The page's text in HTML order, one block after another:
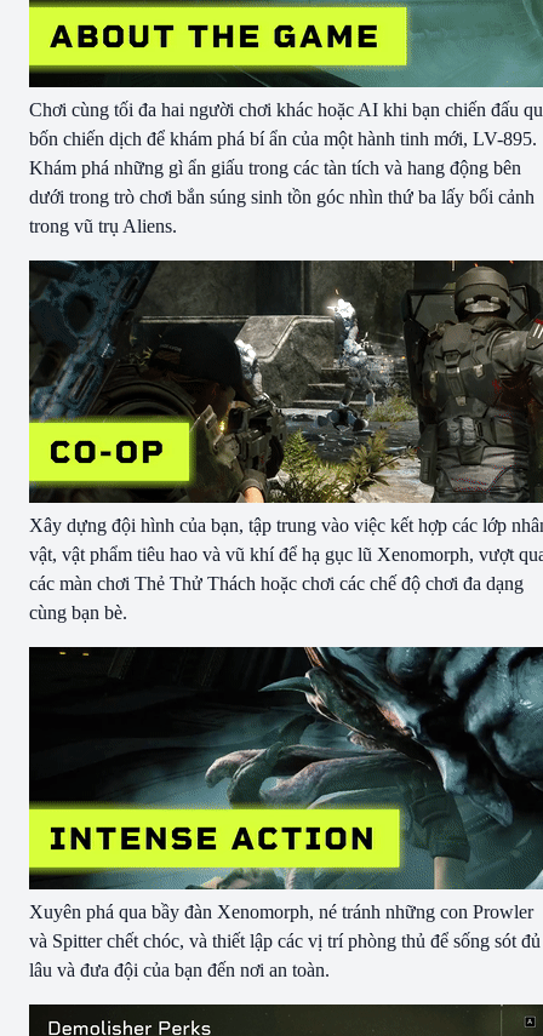
Chơi cùng tối đa hai người chơi khác hoặc AI khi bạn chiến đấu
bốn chiến dịch để khám phá bí ẩn của một hành tinh mới, LV-895.
Khám phá những gì ẩn giấu trong các tàn tích và hang động bên
dưới trong trò chơi bắn súng sinh tồn góc nhìn thứ ba lấy bối cảnh
trong vũ trụ Aliens.
Xây dựng đội hình của bạn, tập trung vào việc kết hợp các lớp
vật, vật phẩm tiêu hao và vũ khí để hạ gục lũ Xenomorph, vượt
các màn chơi Thẻ Thử Thách hoặc chơi các chế độ chơi đa dạng
cùng bạn bè.
Xuyên phá qua bầy đàn Xenomorph, né tránh những con Prowler
và Spitter chết chóc, và thiết lập các vị trí phòng thủ để sống sót đủ
lâu và đưa đội của bạn đến nơi an toàn.